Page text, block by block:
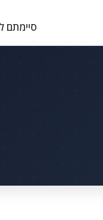
סיימתם